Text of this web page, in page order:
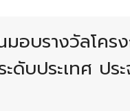
อบรางวัลโค
ดับประเทศ ปร